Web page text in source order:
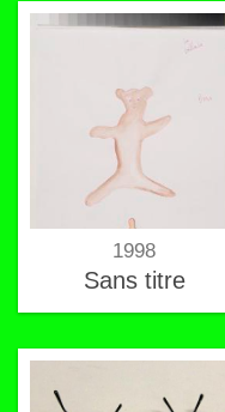
1998
Sans titre